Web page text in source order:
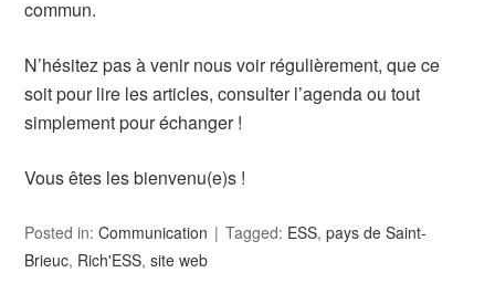
commun.
N’hésitez pas à venir nous voir régulièrement, que ce
soit pour lire les articles, consulter l’agenda ou tout
simplement pour échanger !
Vous êtes les bienvenu(e)s !
Posted in:Communication Tagged: ESS,pays de Saint-
Brieuc, Rich'ESS,site web